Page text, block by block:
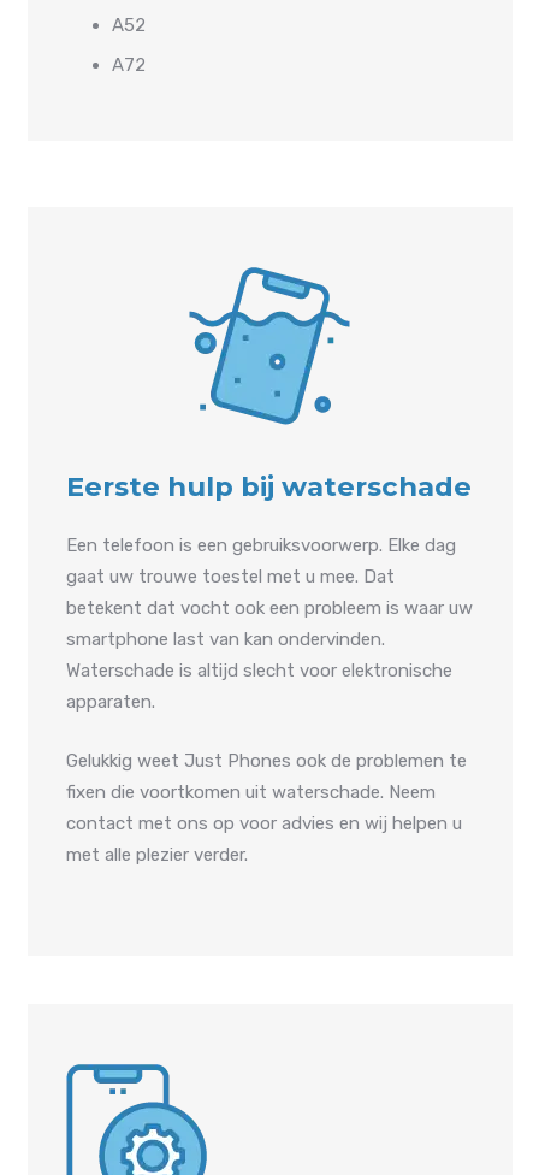
A52
A72
Eerste hulp bij waterschade
Een telefoon is een gebruiksvoorwerp. Elke dag
gaat uw trouwe toestel met u mee. Dat
betekent dat vocht ook een probleem is waar uw
smartphone last van kan ondervinden.
Waterschade is altijd slecht voor elektronische
apparaten.
Gelukkig weet Just Phones ook de problemen te
fixen die voortkomen uit waterschade. Neem
contact met ons op voor advies en wij helpen u
met alle plezier verder.